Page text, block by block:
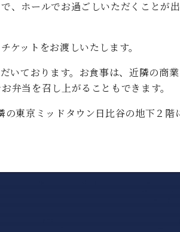
、ホールでお過ごしいただくことが
ケットをお渡しいたします。
いております。お食事は、近隣の商業
弁当を召し上がることもできます。
東京ミッドタウン日比谷の地下２階